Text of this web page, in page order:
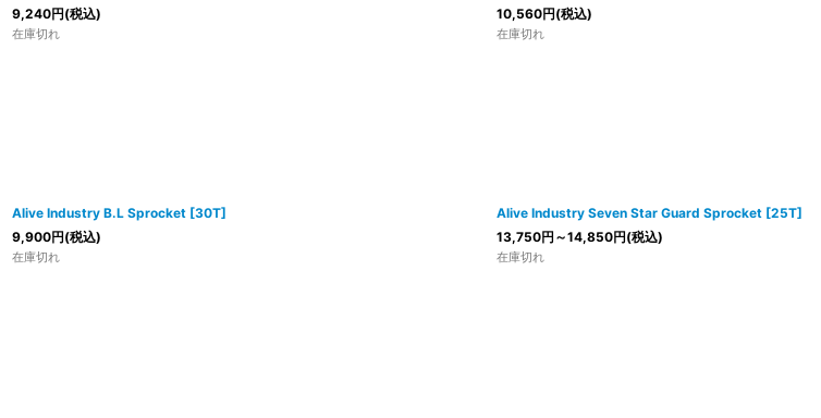
9,240円(税込)
在庫切れ
10,560円(税込)
在庫切れ
Alive Industry B.L Sprocket [30T]
9,900円(税込)
在庫切れ
Alive Industry Seven Star Guard Sprocket [25T]
13,750円 ～14,850円(税込)
在庫切れ